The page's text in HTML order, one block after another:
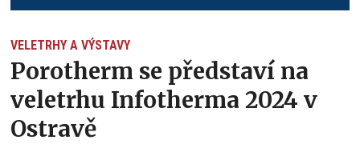
VELETRHY A VÝSTAVY
Porotherm se představí na
veletrhu Infotherma 2024 v
Ostravě